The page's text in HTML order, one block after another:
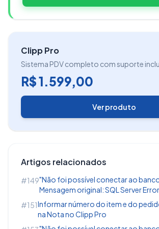
movimento e informe a senha do
Clipp Pro
Sistema PDV completo com suporte
R$ 1.599,00
Ver produto
Artigos relacionados
#149"Não foi possível conectar ao banco
Mensagem original: SQL Server
#151Informar número do item e do
na Nota no Clipp Pro